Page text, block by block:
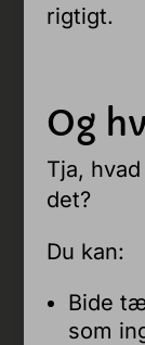
rigtigt.
Og
Tja,
det?
Du kan:
Bide
som